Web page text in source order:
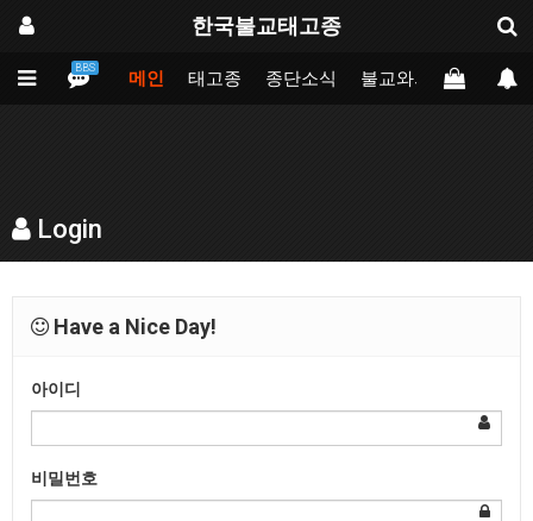
한국불교태고종
BBS
메인 태고종 종단소식 불교와의만남 업
Login
Have a Nice Day!
아이디
비밀번호